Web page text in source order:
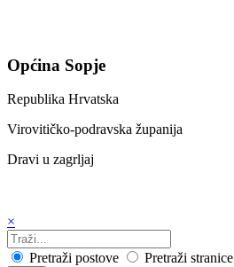
Općina Sopje
Republika Hrvatska
Virovitičko-podravska županija
Dravi u zagrljaj
×
Pretraži postove Pretraži stranice